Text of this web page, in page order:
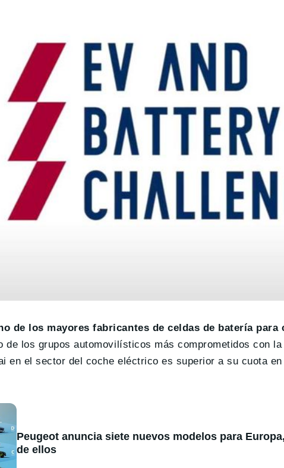
de los mayores fabricantes de celdas de batería
de los grupos automovilísticos más comprometidos con
en el sector del coche eléctrico es superior a su cuota
Peugeot anuncia siete nuevos modelos para
de ellos